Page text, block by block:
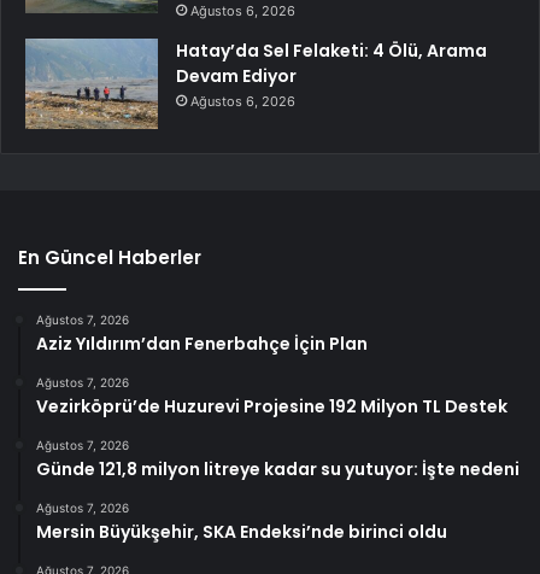
Ağustos 6, 2026
Hatay’da Sel Felaketi: 4 Ölü, Arama
Devam Ediyor
Ağustos 6, 2026
En Güncel Haberler
Ağustos 7, 2026
Aziz Yıldırım’dan Fenerbahçe İçin Plan
Ağustos 7, 2026
Vezirköprü’de Huzurevi Projesine 192 Milyon TL Destek
Ağustos 7, 2026
Günde 121,8 milyon litreye kadar su yutuyor: İşte nedeni
Ağustos 7, 2026
Mersin Büyükşehir, SKA Endeksi’nde birinci oldu
Ağustos 7, 2026